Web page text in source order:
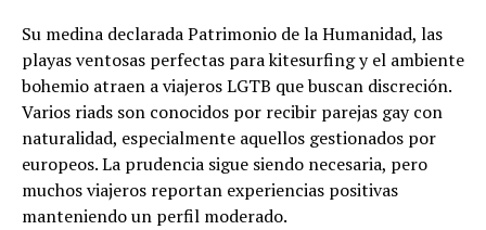
Su medina declarada Patrimonio de la Humanidad, las
playas ventosas perfectas para kitesurfing y el ambiente
bohemio atraen a viajeros LGTB que buscan discreción.
Varios riads son conocidos por recibir parejas gay con
naturalidad, especialmente aquellos gestionados por
europeos. La prudencia sigue siendo necesaria, pero
muchos viajeros reportan experiencias positivas
manteniendo un perfil moderado.